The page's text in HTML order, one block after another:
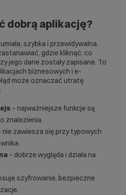
dobrą aplikację?
szybka i przewidywalna.
gdzie kliknąć, co
jego dane zostały zapisane. To
biznesowych i e-
może oznaczać utratę
– najważniejsze funkcje są
znalezienia.
nie zawiesza się przy typowych
– dobrze wygląda i działa na
szyfrowanie, bezpieczne